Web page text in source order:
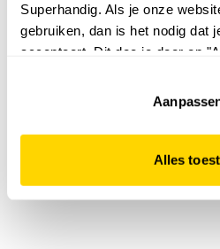
Superhandig. Als je onze
gebruiken, dan is het nodig dat
accepteert. Dit doe je door op
website niet optimaal
Alles